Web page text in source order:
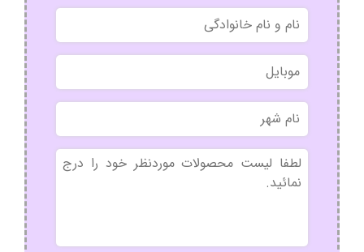
نام
و
نام
خانوادگی
موبایل
نام
شهر
بدون
عنوان